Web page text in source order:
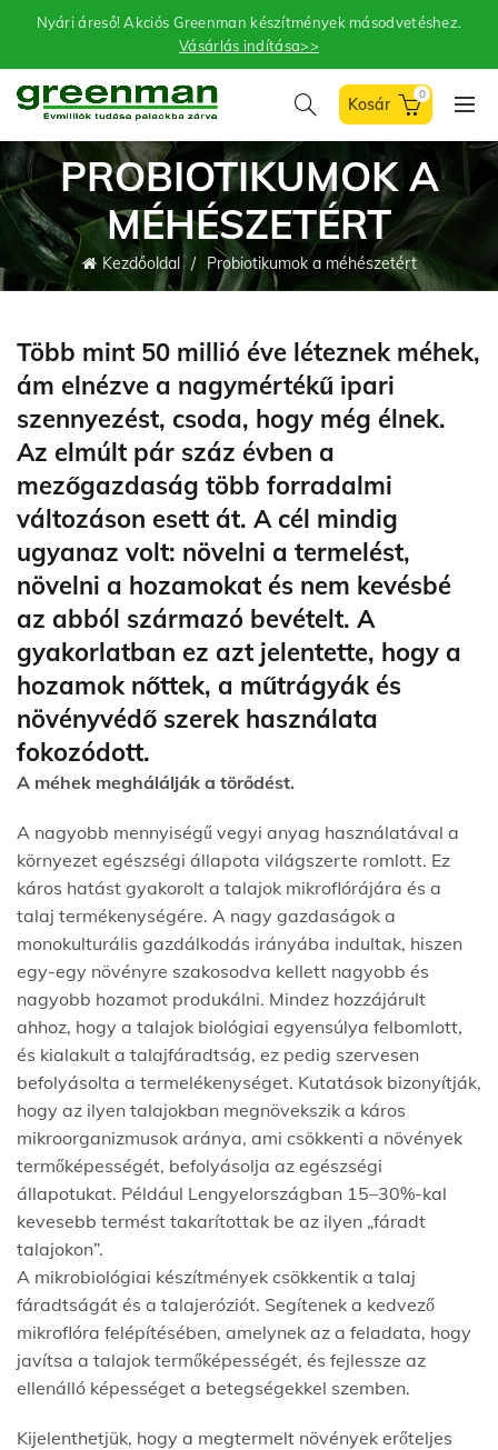
Nyári áreső! Akciós Greenman készítmények másodvetéshez.
Vásárlás indítása>>
0
PROBIOTIKUMOK A
MÉHÉSZETÉRT
Kezdőoldal Probiotikumok a méhészetért
Több mint 50 millió éve léteznek méhek,
ám elnézve a nagymértékű ipari
szennyezést, csoda, hogy még élnek.
Az elmúlt pár száz évben a
mezőgazdaság több forradalmi
változáson esett át. A cél mindig
ugyanaz volt: növelni a termelést,
növelni a hozamokat és nem kevésbé
az abból származó bevételt. A
gyakorlatban ez azt jelentette, hogy a
hozamok nőttek, a műtrágyák és
növényvédő szerek használata
fokozódott.
A méhek meghálálják a törődést.
A nagyobb mennyiségű vegyi anyag használatával a
környezet egészségi állapota világszerte romlott. Ez
káros hatást gyakorolt a talajok mikroflórájára és a
talaj termékenységére. A nagy gazdaságok a
monokulturális gazdálkodás irányába indultak, hiszen
egy-egy növényre szakosodva kellett nagyobb és
nagyobb hozamot produkálni. Mindez hozzájárult
ahhoz, hogy a talajok biológiai egyensúlya felbomlott,
és kialakult a talajfáradtság, ez pedig szervesen
befolyásolta a termelékenységet. Kutatások bizonyítják,
hogy az ilyen talajokban megnövekszik a káros
mikroorganizmusok aránya, ami csökkenti a növények
termőképességét, befolyásolja az egészségi
állapotukat. Például Lengyelországban 15–30%-kal
kevesebb termést takarítottak be az ilyen „fáradt
talajokon”.
A mikrobiológiai készítmények csökkentik a talaj
fáradtságát és a talajeróziót. Segítenek a kedvező
mikroflóra felépítésében, amelynek az a feladata, hogy
javítsa a talajok termőképességét, és fejlessze az
ellenálló képességet a betegségekkel szemben.
Kijelenthetjük, hogy a megtermelt növények erőteljes